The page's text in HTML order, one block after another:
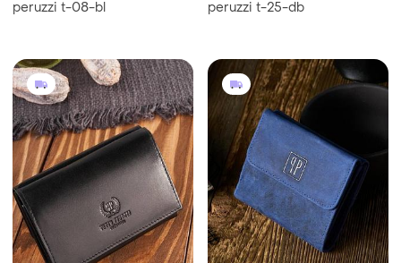
peruzzi t-08-bl
peruzzi t-25-db